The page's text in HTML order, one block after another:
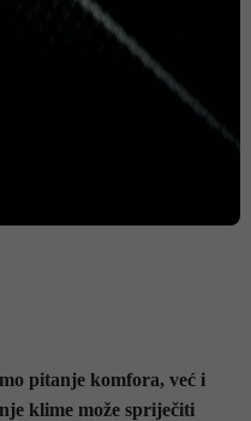
pitanje komfora, već i
klime može spriječiti